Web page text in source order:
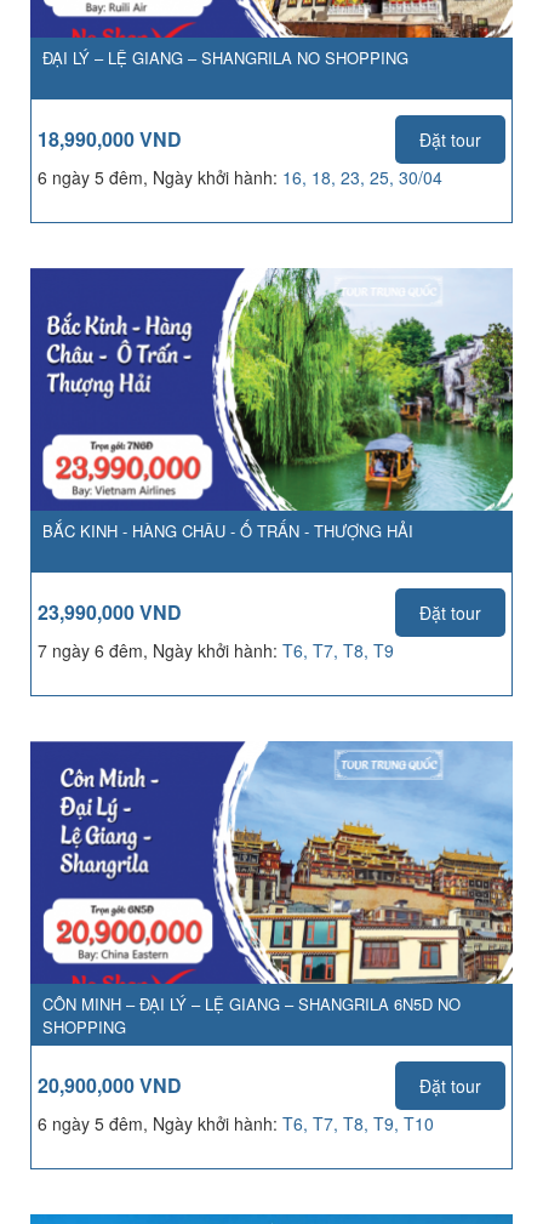
ĐẠI LÝ – LỆ GIANG – SHANGRILA NO SHOPPING
18,990,000 VND
Đặt tour
6 ngày 5 đêm, Ngày khởi hành: 16, 18, 23, 25, 30/04
BẮC KINH - HÀNG CHÂU - Ố TRẤN - THƯỢNG HẢI
23,990,000 VND
Đặt tour
7 ngày 6 đêm, Ngày khởi hành: T6, T7, T8, T9
CÔN MINH – ĐẠI LÝ – LỆ GIANG – SHANGRILA 6N5D NO
SHOPPING
20,900,000 VND
Đặt tour
6 ngày 5 đêm, Ngày khởi hành: T6, T7, T8, T9, T10